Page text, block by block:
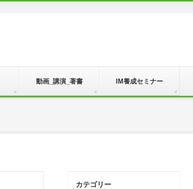
動画_講演_著書 IM養成セミナー
カテゴリー